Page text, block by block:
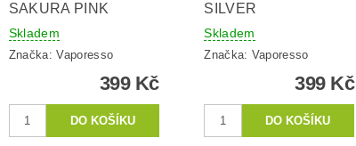
SAKURA PINK
Skladem
Značka:Vaporesso
399 Kč
SILVER
Skladem
Značka: Vaporesso
399 Kč